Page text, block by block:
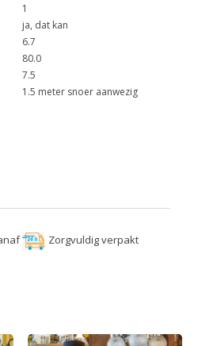
1
ja, dat kan
6.7
80.0
7.5
1.5 meter snoer aanwezig
Zorgvuldig verpakt